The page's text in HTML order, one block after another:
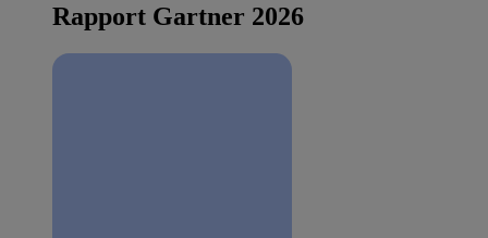
Rapport Gartner 2026